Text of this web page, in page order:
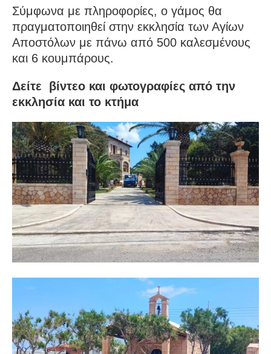
Σύμφωνα με πληροφορίες, ο γάμος θα
πραγματοποιηθεί στην εκκλησία των Αγίων
Αποστόλων με πάνω από 500 καλεσμένους
και 6 κουμπάρους.
Δείτε βίντεο και φωτογραφίες από την
εκκλησία και το κτήμα